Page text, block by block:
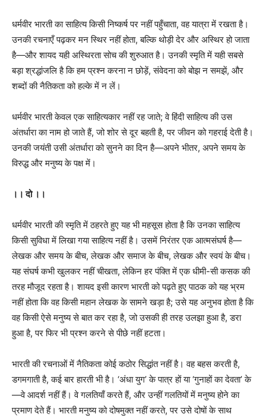
धर्मवीर भारती का साहित्य किसी निष्कर्ष पर नहीं पहुँचाता, वह यात्रा में रखता है।
उनकी रचनाएँ पढ़कर मन स्थिर नहीं होता, बल्कि थोड़ी देर और अस्थिर हो जाता
है—और शायद यही अस्थिरता सोच की शुरुआत है। उनकी स्मृति में यही सबसे
बड़ा श्रद्धांजलि है कि हम प्रश्न करना न छोड़ें, संवेदना को बोझ न समझें, और
शब्दों की नैतिकता को हल्के में न लें।
धर्मवीर भारती केवल एक साहित्यकार नहीं रह जाते; वे हिंदी साहित्य की उस
अंतर्धारा का नाम हो जाते हैं, जो शोर से दूर बहती है, पर जीवन को गहराई देती है।
उनकी जयंती उसी अंतर्धारा को सुनने का दिन है—अपने भीतर, अपने समय के
विरुद्ध और मनुष्य के पक्ष में।
।। दो ।।
धर्मवीर भारती की स्मृति में ठहरते हुए यह भी महसूस होता है कि उनका साहित्य
किसी सुविधा में लिखा गया साहित्य नहीं है। उसमें निरंतर एक आत्मसंघर्ष है—
लेखक और समय के बीच, लेखक और समाज के बीच, लेखक और स्वयं के बीच।
यह संघर्ष कभी खुलकर नहीं चीखता, लेकिन हर पंक्ति में एक धीमी-सी कसक की
तरह मौजूद रहता है। शायद इसी कारण भारती को पढ़ते हुए पाठक को यह भ्रम
नहीं होता कि वह किसी महान लेखक के सामने खड़ा है; उसे यह अनुभव होता है कि
वह किसी ऐसे मनुष्य से बात कर रहा है, जो उसकी ही तरह उलझा हुआ है, डरा
हुआ है, पर फिर भी प्रश्न करने से पीछे नहीं हटता।
भारती की रचनाओं में नैतिकता कोई कठोर सिद्धांत नहीं है। वह बहस करती है,
डगमगाती है, कई बार हारती भी है। ‘अंधा युग’ के पात्र हों या ‘गुनाहों का देवता’ के
—वे आदर्श नहीं हैं। वे गलतियाँ करते हैं, और उन्हीं गलतियों में मनुष्य होने का
प्रमाण देते हैं। भारती मनुष्य को दोषमुक्त नहीं करते, पर उसे दोषों के साथ